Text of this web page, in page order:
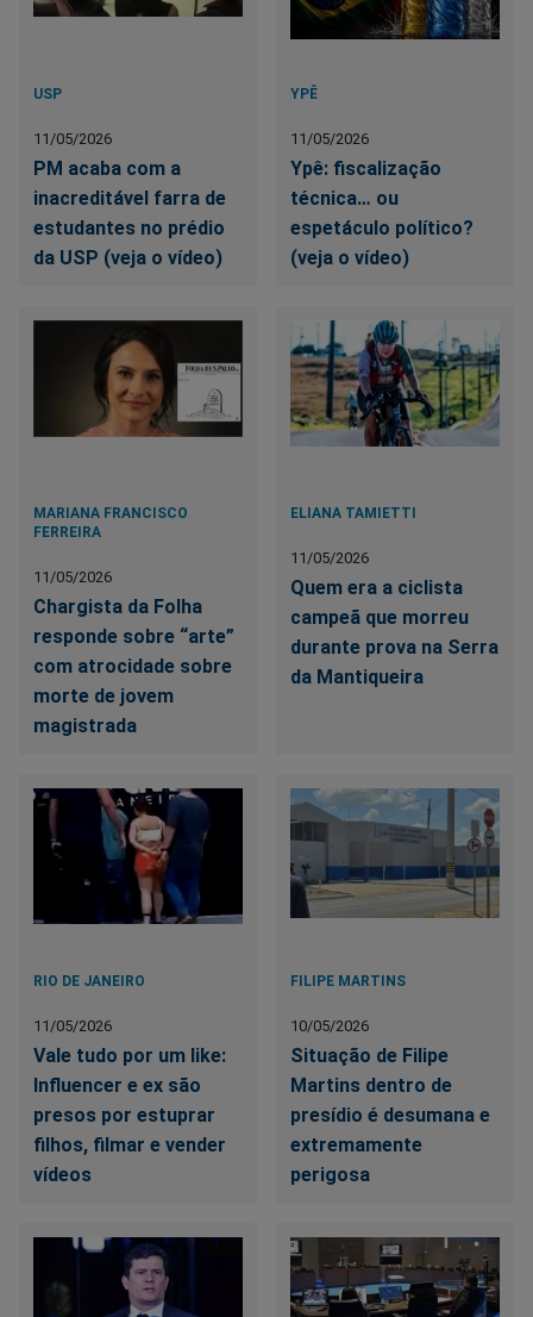
USP
11/05/2026
PM acaba com a
inacreditável farra de
estudantes no prédio
da USP (veja o vídeo)
YPÊ
11/05/2026
Ypê: fiscalização
técnica… ou
espetáculo político?
(veja o vídeo)
MARIANA FRANCISCO
FERREIRA
11/05/2026
Chargista da Folha
responde sobre “arte”
com atrocidade sobre
morte de jovem
magistrada
ELIANA TAMIETTI
11/05/2026
Quem era a ciclista
campeã que morreu
durante prova na Serra
da Mantiqueira
RIO DE JANEIRO
11/05/2026
Vale tudo por um like:
Influencer e ex são
presos por estuprar
filhos, filmar e vender
vídeos
FILIPE MARTINS
10/05/2026
Situação de Filipe
Martins dentro de
presídio é desumana e
extremamente
perigosa